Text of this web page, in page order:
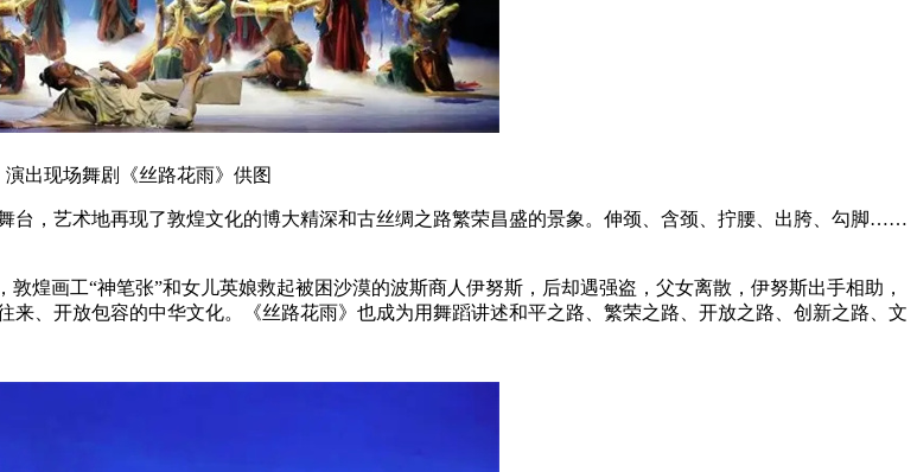
演出现场舞剧《丝路花雨》供图
台，艺术地再现了敦煌文化的博大精深和古丝绸之路繁荣昌盛的景象。伸颈、含颈、拧腰、出胯、勾脚……
煌画工“神笔张”和女儿英娘救起被困沙漠的波斯商人伊努斯，后却遇强盗，父女离散，伊努斯出手相助，
、开放包容的中华文化。《丝路花雨》也成为用舞蹈讲述和平之路、繁荣之路、开放之路、创新之路、文